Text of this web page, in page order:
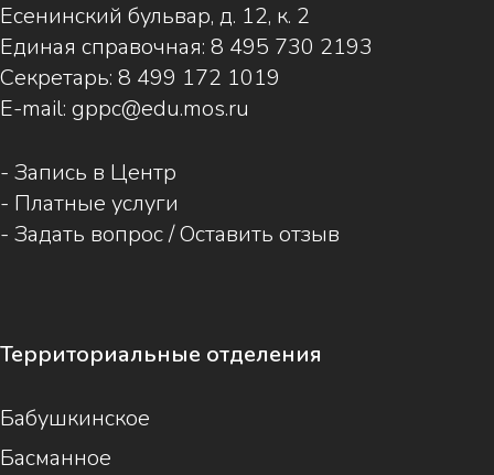
Есенинский бульвар, д. 12, к. 2
Единая справочная: 8 495 730 2193
Секретарь: 8 499 172 1019
E-mail: gppc@edu.mos.ru
- Запись в Центр
- Платные услуги
- Задать вопрос / Оставить отзыв
Территориальные отделения
Бабушкинское
Басманное